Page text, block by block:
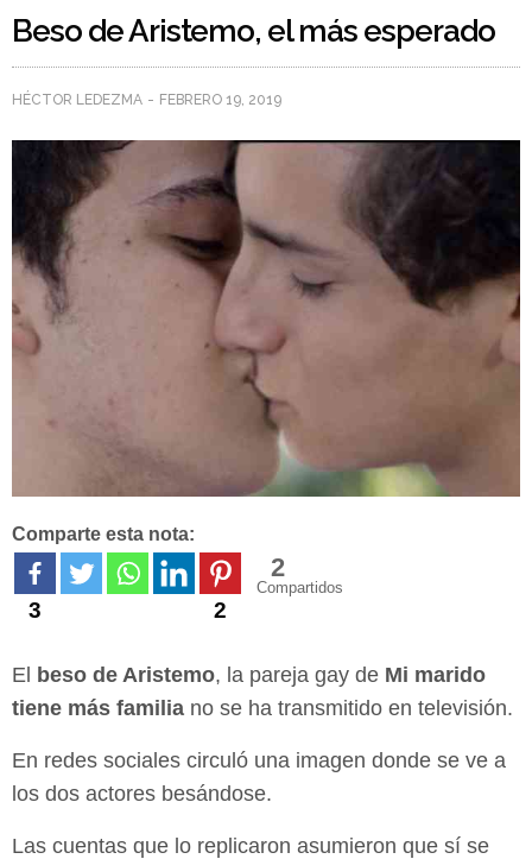
Beso de Aristemo, el más esperado
HÉCTOR LEDEZMA FEBRERO 19, 2019
Comparte esta nota:
3 2
2
Compartidos
El beso de Aristemo, la pareja gay de Mi marido
tiene más familia no se ha transmitido en televisión.
En redes sociales circuló una imagen donde se ve a
los dos actores besándose.
Las cuentas que lo replicaron asumieron que sí se